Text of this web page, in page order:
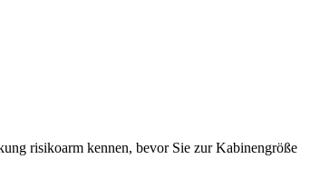
risikoarm kennen, bevor Sie zur Kabinengröße